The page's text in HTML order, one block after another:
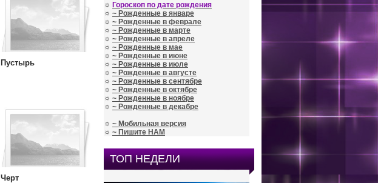
Пустырь
Черт
☼ Гороскоп по дате рождения
☼ ~ Рожденные в январе
☼ ~ Рожденные в феврале
☼ ~ Рожденные в марте
☼ ~ Рожденные в апреле
☼ ~ Рожденные в мае
☼ ~ Рожденные в июне
☼ ~ Рожденные в июле
☼ ~ Рожденные в августе
☼ ~ Рожденные в сентябре
☼ ~ Рожденные в октябре
☼ ~ Рожденные в ноябре
☼ ~ Рожденные в декабре
☼ ~ Мобильная версия
☼ ~ Пишите НАМ
ТОП НЕДЕЛИ